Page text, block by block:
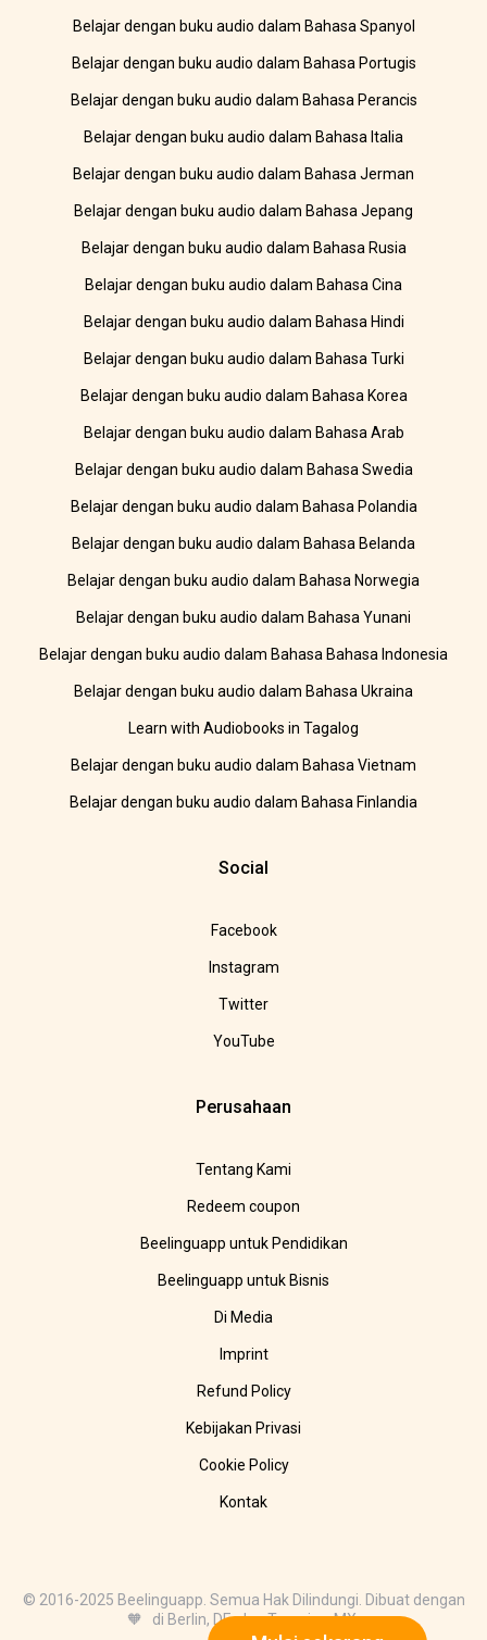
Belajar dengan buku audio dalam Bahasa Spanyol
Belajar dengan buku audio dalam Bahasa Portugis
Belajar dengan buku audio dalam Bahasa Perancis
Belajar dengan buku audio dalam Bahasa Italia
Belajar dengan buku audio dalam Bahasa Jerman
Belajar dengan buku audio dalam Bahasa Jepang
Belajar dengan buku audio dalam Bahasa Rusia
Belajar dengan buku audio dalam Bahasa Cina
Belajar dengan buku audio dalam Bahasa Hindi
Belajar dengan buku audio dalam Bahasa Turki
Belajar dengan buku audio dalam Bahasa Korea
Belajar dengan buku audio dalam Bahasa Arab
Belajar dengan buku audio dalam Bahasa Swedia
Belajar dengan buku audio dalam Bahasa Polandia
Belajar dengan buku audio dalam Bahasa Belanda
Belajar dengan buku audio dalam Bahasa Norwegia
Belajar dengan buku audio dalam Bahasa Yunani
Belajar dengan buku audio dalam Bahasa Bahasa Indonesia
Belajar dengan buku audio dalam Bahasa Ukraina
Learn with Audiobooks in Tagalog
Belajar dengan buku audio dalam Bahasa Vietnam
Belajar dengan buku audio dalam Bahasa Finlandia
Social
Facebook
Instagram
Twitter
YouTube
Perusahaan
Tentang Kami
Redeem coupon
Beelinguapp untuk Pendidikan
Beelinguapp untuk Bisnis
Di Media
Imprint
Refund Policy
Kebijakan Privasi
Cookie Policy
Kontak
© 2016-2025 Beelinguapp. Semua Hak Dilindungi. Dibuat dengan
🧡 di Berlin, DE, dan Tampico, MX.